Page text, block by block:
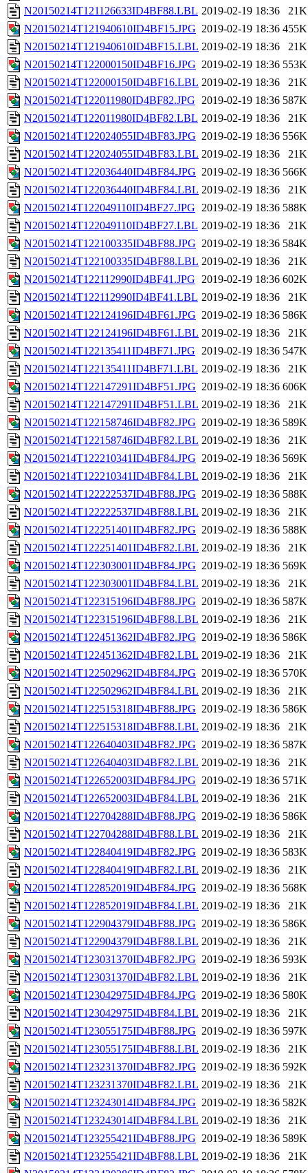
N20150214T121126633ID4BF88.LBL 2019-02-19 18:36
21K
N20150214T121940610ID4BF15.JPG 2019-02-19 18:36 455K
N20150214T121940610ID4BF15.LBL 2019-02-19 18:36
21K
N20150214T122000150ID4BF16.JPG 2019-02-19 18:36 553K
N20150214T122000150ID4BF16.LBL 2019-02-19 18:36
21K
N20150214T122011980ID4BF82.JPG 2019-02-19 18:36 587K
N20150214T122011980ID4BF82.LBL 2019-02-19 18:36
21K
N20150214T122024055ID4BF83.JPG 2019-02-19 18:36 556K
N20150214T122024055ID4BF83.LBL 2019-02-19 18:36
21K
N20150214T122036440ID4BF84.JPG 2019-02-19 18:36 566K
N20150214T122036440ID4BF84.LBL 2019-02-19 18:36
21K
N20150214T122049110ID4BF27.JPG 2019-02-19 18:36 588K
N20150214T122049110ID4BF27.LBL 2019-02-19 18:36
21K
N20150214T122100335ID4BF88.JPG 2019-02-19 18:36 584K
N20150214T122100335ID4BF88.LBL 2019-02-19 18:36
21K
N20150214T122112990ID4BF41.JPG 2019-02-19 18:36 602K
N20150214T122112990ID4BF41.LBL 2019-02-19 18:36
21K
N20150214T122124196ID4BF61.JPG 2019-02-19 18:36 586K
N20150214T122124196ID4BF61.LBL 2019-02-19 18:36
21K
N20150214T122135411ID4BF71.JPG 2019-02-19 18:36 547K
N20150214T122135411ID4BF71.LBL 2019-02-19 18:36
21K
N20150214T122147291ID4BF51.JPG 2019-02-19 18:36 606K
N20150214T122147291ID4BF51.LBL 2019-02-19 18:36
21K
N20150214T122158746ID4BF82.JPG 2019-02-19 18:36 589K
N20150214T122158746ID4BF82.LBL 2019-02-19 18:36
21K
N20150214T122210341ID4BF84.JPG 2019-02-19 18:36 569K
N20150214T122210341ID4BF84.LBL 2019-02-19 18:36
21K
N20150214T122222537ID4BF88.JPG 2019-02-19 18:36 588K
N20150214T122222537ID4BF88.LBL 2019-02-19 18:36
21K
N20150214T122251401ID4BF82.JPG 2019-02-19 18:36 588K
N20150214T122251401ID4BF82.LBL 2019-02-19 18:36
21K
N20150214T122303001ID4BF84.JPG 2019-02-19 18:36 569K
N20150214T122303001ID4BF84.LBL 2019-02-19 18:36
21K
N20150214T122315196ID4BF88.JPG 2019-02-19 18:36 587K
N20150214T122315196ID4BF88.LBL 2019-02-19 18:36
21K
N20150214T122451362ID4BF82.JPG 2019-02-19 18:36 586K
N20150214T122451362ID4BF82.LBL 2019-02-19 18:36
21K
N20150214T122502962ID4BF84.JPG 2019-02-19 18:36 570K
N20150214T122502962ID4BF84.LBL 2019-02-19 18:36
21K
N20150214T122515318ID4BF88.JPG 2019-02-19 18:36 586K
N20150214T122515318ID4BF88.LBL 2019-02-19 18:36
21K
N20150214T122640403ID4BF82.JPG 2019-02-19 18:36 587K
N20150214T122640403ID4BF82.LBL 2019-02-19 18:36
21K
N20150214T122652003ID4BF84.JPG 2019-02-19 18:36 571K
N20150214T122652003ID4BF84.LBL 2019-02-19 18:36
21K
N20150214T122704288ID4BF88.JPG 2019-02-19 18:36 586K
N20150214T122704288ID4BF88.LBL 2019-02-19 18:36
21K
N20150214T122840419ID4BF82.JPG 2019-02-19 18:36 583K
N20150214T122840419ID4BF82.LBL 2019-02-19 18:36
21K
N20150214T122852019ID4BF84.JPG 2019-02-19 18:36 568K
N20150214T122852019ID4BF84.LBL 2019-02-19 18:36
21K
N20150214T122904379ID4BF88.JPG 2019-02-19 18:36 586K
N20150214T122904379ID4BF88.LBL 2019-02-19 18:36
21K
N20150214T123031370ID4BF82.JPG 2019-02-19 18:36 593K
N20150214T123031370ID4BF82.LBL 2019-02-19 18:36
21K
N20150214T123042975ID4BF84.JPG 2019-02-19 18:36 580K
N20150214T123042975ID4BF84.LBL 2019-02-19 18:36
21K
N20150214T123055175ID4BF88.JPG 2019-02-19 18:36 597K
N20150214T123055175ID4BF88.LBL 2019-02-19 18:36
21K
N20150214T123231370ID4BF82.JPG 2019-02-19 18:36 592K
N20150214T123231370ID4BF82.LBL 2019-02-19 18:36
21K
N20150214T123243014ID4BF84.JPG 2019-02-19 18:36 582K
N20150214T123243014ID4BF84.LBL 2019-02-19 18:36
21K
N20150214T123255421ID4BF88.JPG 2019-02-19 18:36 589K
N20150214T123255421ID4BF88.LBL 2019-02-19 18:36
21K